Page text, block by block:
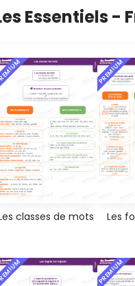
Essentiels -
classes de mots
PREMIUM
Les
PREMIUM